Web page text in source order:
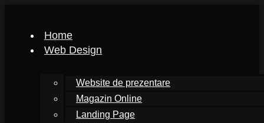
Home
Web Design
Website de prezentare
Magazin Online
Landing Page